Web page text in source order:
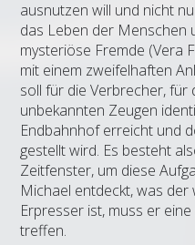
ausnutzen will und nicht
das Leben der Menschen
mysteriöse Fremde (Vera
mit einem zweifelhaften
soll für die Verbrecher, für
unbekannten Zeugen
Endbahnhof erreicht und
gestellt wird. Es besteht
Zeitfenster, um diese
Michael entdeckt, was der
Erpresser ist, muss er
treffen.